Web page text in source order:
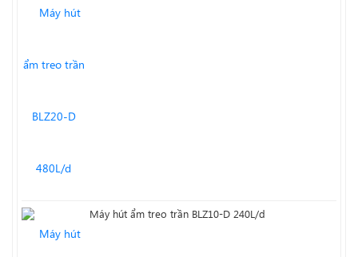
Máy hút ẩm treo trần BLZ10-D 240L/d